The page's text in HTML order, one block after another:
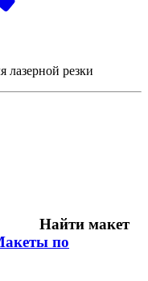
лазерной резки
Найти макет
по